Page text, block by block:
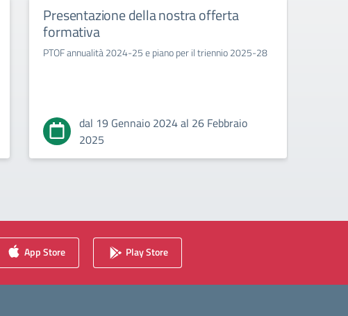
Presentazione della nostra offerta
formativa
PTOF annualità 2024-25 e piano per il triennio 2025-28
dal 19 Gennaio 2024 al 26 Febbraio
2025
App Store Play Store